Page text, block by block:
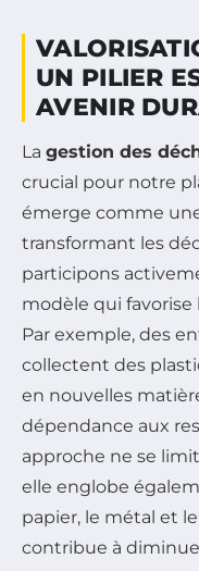
UN PILIER
AVENIR
La gestion des
crucial pour notre
émerge comme
transformant les
participons
modèle qui favorise
Par exemple, des
collectent des
en nouvelles
dépendance aux
approche ne se
elle englobe
papier, le métal et
contribue à